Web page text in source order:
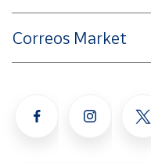
Correos Market